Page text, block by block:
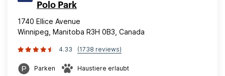
Polo Park
1740 Ellice Avenue
Winnipeg, Manitoba R3H 0B3, Canada
4.33 (1738 reviews)
Parken Haustiere erlaubt